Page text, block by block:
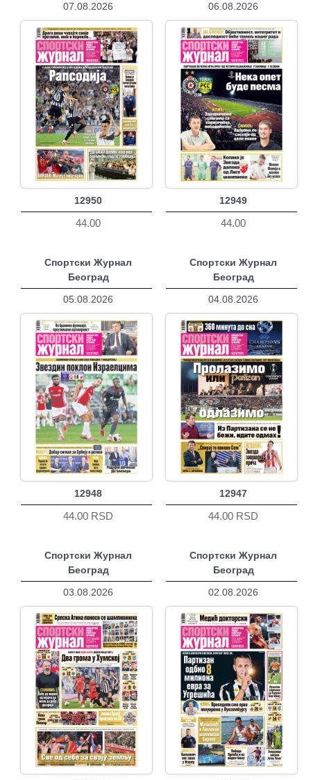
07.08.2026
12950
44.00
06.08.2026
12949
44.00
Спортски Журнал
Београд
05.08.2026
12948
44.00 RSD
Спортски Журнал
Београд
04.08.2026
12947
44.00 RSD
Спортски Журнал
Београд
03.08.2026
Спортски Журнал
Београд
02.08.2026